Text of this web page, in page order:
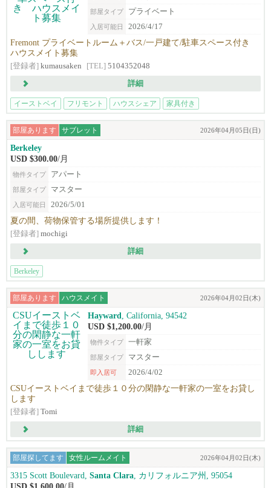
部屋タイプ プライベート
入居可能日 2026/4/17
Fremont プライベートルーム＋バス/一戸建て/駐車スペース付き
ハウスメイト募集
[登録者] kumausaken [TEL] 5104352048
詳細
イーストベイ フリモント ハウスシェア 家具付き
部屋あります サブレット 2026年04月05日(日)
Berkeley
USD $300.00/月
物件タイプ アパート
部屋タイプ マスター
入居可能日 2026/5/01
夏の間、荷物保管する場所提供します！
[登録者] mochigi
詳細
Berkeley
部屋あります ハウスメイト 2026年04月02日(木)
Hayward , California, 94542
USD $1,200.00/月
物件タイプ 一軒家
部屋タイプ マスター
即入居可 2026/4/02
CSUイーストベイまで徒歩１０分の閑静な一軒家の一室をお貸し
します
[登録者] Tomi
詳細
部屋探してます 女性ルームメイト 2026年04月02日(木)
3315 Scott Boulevard, Santa Clara , カリフォルニア州, 95054